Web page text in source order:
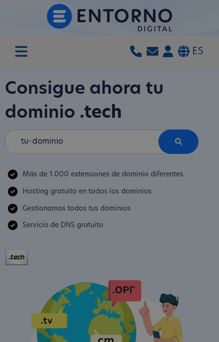
ES
Consigue ahora tu
dominio .tech
Más de 1.000 extensiones de dominio diferentes
Hosting gratuito en todos los dominios
Gestionamos todos tus dominios
Servicio de DNS gratuito